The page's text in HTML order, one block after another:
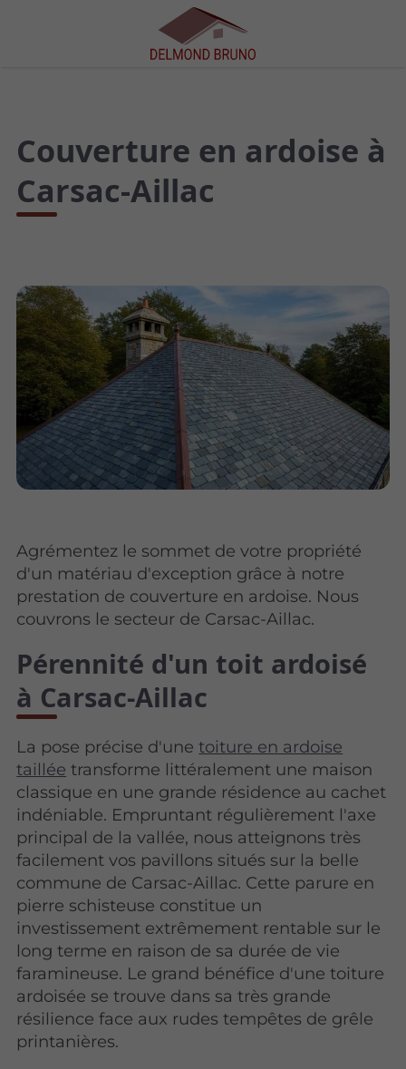
Couverture en ardoise à
Carsac-Aillac
Agrémentez le sommet de votre propriété
d'un matériau d'exception grâce à notre
prestation de couverture en ardoise. Nous
couvrons le secteur de Carsac-Aillac.
Pérennité d'un toit ardoisé
à Carsac-Aillac
La pose précise d'unetoiture en ardoise
taillée transforme littéralement une maison
classique en une grande résidence au cachet
indéniable. Empruntant régulièrement l'axe
principal de la vallée, nous atteignons très
facilement vos pavillons situés sur la belle
commune de Carsac-Aillac. Cette parure en
pierre schisteuse constitue un
investissement extrêmement rentable sur le
long terme en raison de sa durée de vie
faramineuse. Le grand bénéfice d'une toiture
ardoisée se trouve dans sa très grande
résilience face aux rudes tempêtes de grêle
printanières.